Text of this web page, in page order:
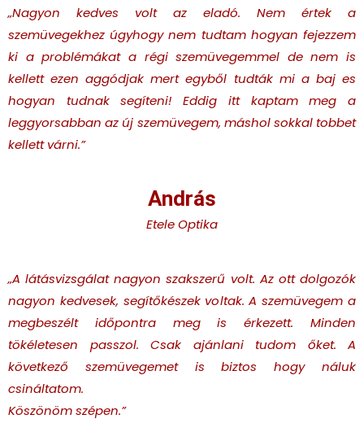
„Nagyon kedves volt az eladó. Nem értek a
szemüvegekhez úgyhogy nem tudtam hogyan fejezzem
ki a problémákat a régi szemüvegemmel de nem is
kellett ezen aggódjak mert egyből tudták mi a baj es
hogyan tudnak segíteni! Eddig itt kaptam meg a
leggyorsabban az új szemüvegem, máshol sokkal tobbet
kellett várni.”
András
Etele Optika
„A látásvizsgálat nagyon szakszerű volt. Az ott dolgozók
nagyon kedvesek, segítőkészek voltak. A szemüvegem a
megbeszélt időpontra meg is érkezett. Minden
tökéletesen passzol. Csak ajánlani tudom őket. A
következő szemüvegemet is biztos hogy náluk
csináltatom.
Köszönöm szépen.”